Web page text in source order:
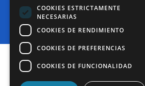
TELÉFONOS
673 042 029
Política de privacidade
COOKIES ESTRICTAMENTE
NECESARIAS
COOKIES DE RENDIMIENTO
COOKIES DE PREFERENCIAS
COOKIES DE FUNCIONALIDAD